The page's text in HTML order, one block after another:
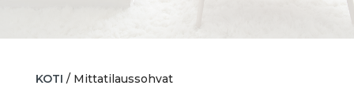
KOTI / Mittatilaussohvat